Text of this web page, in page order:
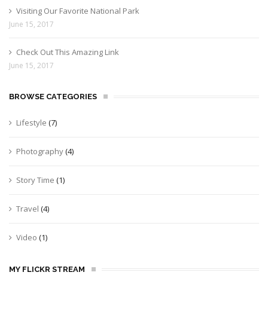
Visiting Our Favorite National Park
June 15, 2017
Check Out This Amazing Link
June 15, 2017
BROWSE CATEGORIES
Lifestyle (7)
Photography(4)
Story Time (1)
Travel (4)
Video (1)
MY FLICKR STREAM